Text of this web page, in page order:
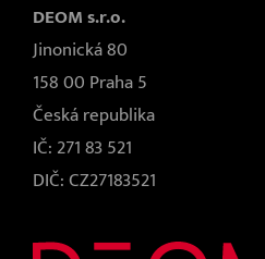
DEOM s.r.o.
Jinonická 80
158 00 Praha 5
Česká republika
IČ: 271 83 521
DIČ: CZ27183521